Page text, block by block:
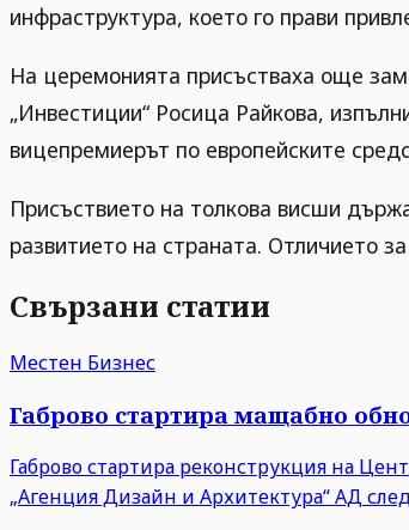
инфраструктура, което го прави
На церемонията присъстваха още
„Инвестиции“ Росица Райкова,
вицепремиерът по европейските
Присъствието на толкова висши
развитието на страната. Отличието
Свързани статии
Местен Бизнес
Габрово стартира мащабно
Габрово стартира реконструкция на
„Агенция Дизайн и Архитектура“ АД